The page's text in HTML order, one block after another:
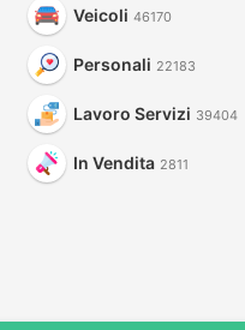
Veicoli 46170
Personali 22183
Lavoro Servizi 39404
In Vendita 2811